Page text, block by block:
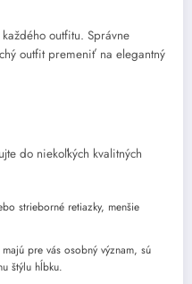
outfitu. Správne
outfit premeniť na elegantný
do niekoľkých kvalitných
strieborné retiazky, menšie
pre vás osobný význam, sú
štýlu hĺbku.